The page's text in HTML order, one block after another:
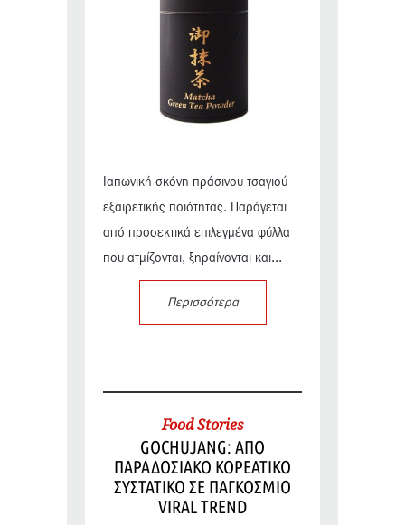
Ιαπωνική σκόνη πράσινου τσαγιού
εξαιρετικής ποιότητας. Παράγεται
από προσεκτικά επιλεγμένα φύλλα
που ατμίζονται, ξηραίνονται και...
Περισσότερα
Food Stories
GOCHUJANG: ΑΠΟ
ΠΑΡΑΔΟΣΙΑΚΟ ΚΟΡΕΑΤΙΚΟ
ΣΥΣΤΑΤΙΚΟ ΣΕ ΠΑΓΚΟΣΜΙΟ
VIRAL TREND